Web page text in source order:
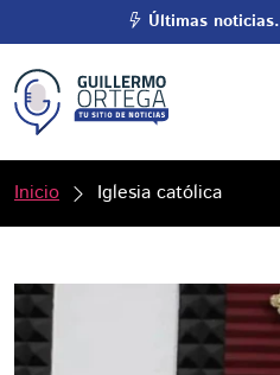
Últimas noticias.
Inicio Iglesia católica